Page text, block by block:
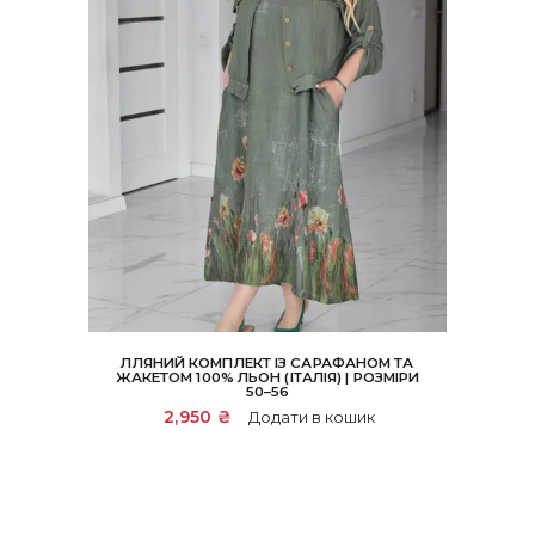
ЛЛЯНИЙ КОМПЛЕКТ ІЗ САРАФАНОМ ТА
ЖАКЕТОМ 100% ЛЬОН (ІТАЛІЯ) | РОЗМІРИ
50–56
2,950 ₴ Додати в кошик